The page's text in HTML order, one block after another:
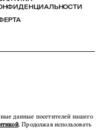
данные посетителей нашего
. Продолжая использовать